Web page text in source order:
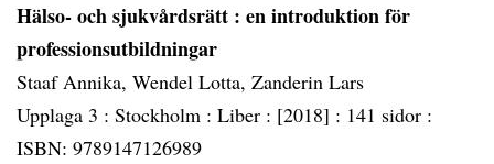
Hälso- och sjukvårdsrätt : en introduktion för
professionsutbildningar
Staaf Annika, Wendel Lotta, Zanderin Lars
Upplaga 3 : Stockholm : Liber : [2018] : 141 sidor :
ISBN: 9789147126989